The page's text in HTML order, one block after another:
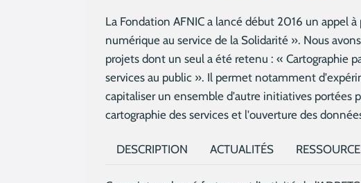
La Fondation AFNIC a lancé début 2016 un appel
numérique au service de la Solidarité ». Nous
projets dont un seul a été retenu : « Cartographie
services au public ». Il permet notamment
capitaliser un ensemble d'autre initiatives portées
cartographie des services et l'ouverture des
DESCRIPTION ACTUALITÉS